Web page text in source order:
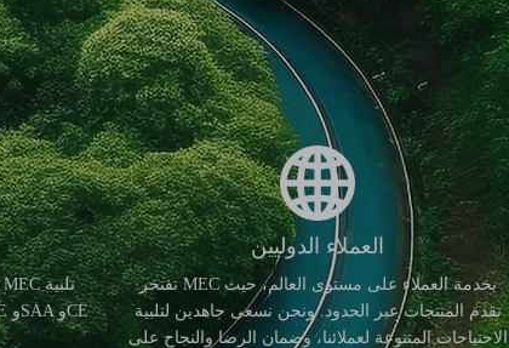
العملاء الدوليين
تفتخر MEC بخدمة العملاء على مستوى العالم، حيث
تقدم المنتجات عبر الحدود. ونحن نسعى جاهدين لتلبية
الاحتياجات المتنوعة لعملائنا، وضمان الرضا والنجاح على